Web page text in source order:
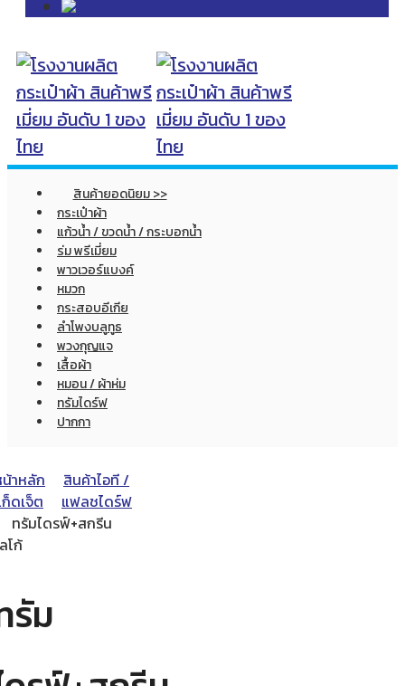
สินค้ายอดนิยม >>
กระเป๋าผ้า
แก้วน้ำ / ขวดน้ำ / กระบอกน้ำ
ร่ม พรีเมี่ยม
พาวเวอร์แบงค์
หมวก
กระสอบอีเกีย
ลำโพงบลูทูธ
พวงกุญแจ
เสื้อผ้า
หมอน / ผ้าห่ม
ทรัมไดร์ฟ
ปากกา
าหลัก
สินค้าไอที /
ดเจ็ต
แฟลชไดร์ฟ
ทรัมไดรฟ์+สกรีน
โก้
รัม